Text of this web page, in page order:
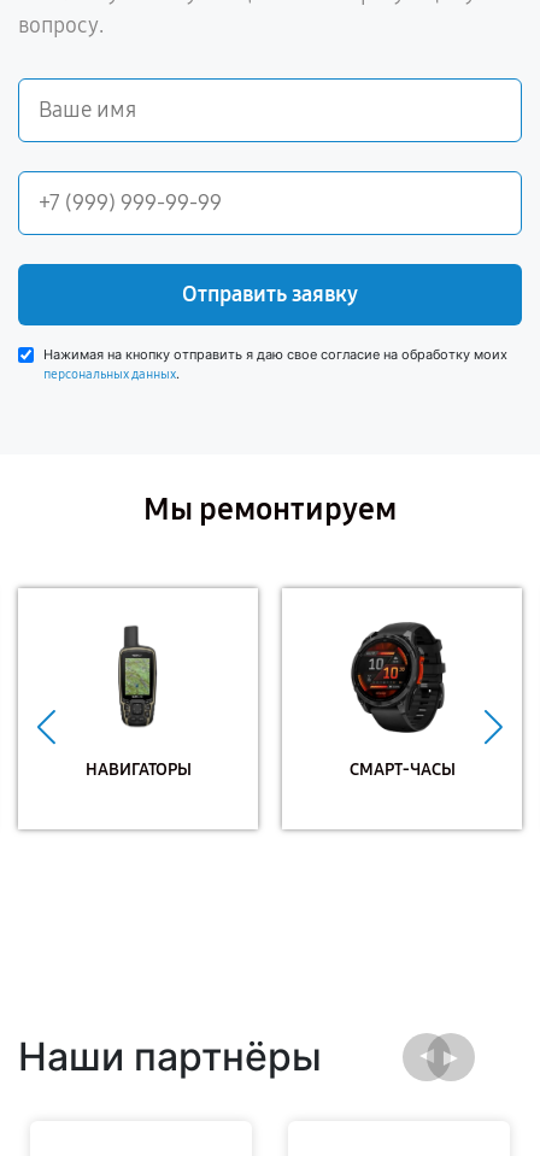
вопросу.
Отправить заявку
Нажимая на кнопку отправить я даю свое согласие на обработку моих
персональных данных.
Мы ремонтируем
НАВИГАТОРЫ СМАРТ-ЧАСЫ
Наши партнёры